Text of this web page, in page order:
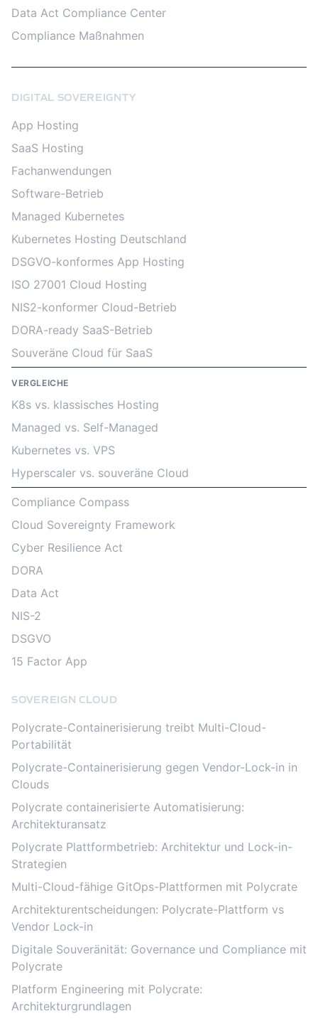
Data Act Compliance Center
Compliance Maßnahmen
DIGITAL SOVEREIGNTY
App Hosting
SaaS Hosting
Fachanwendungen
Software-Betrieb
Managed Kubernetes
Kubernetes Hosting Deutschland
DSGVO-konformes App Hosting
ISO 27001 Cloud Hosting
NIS2-konformer Cloud-Betrieb
DORA-ready SaaS-Betrieb
Souveräne Cloud für SaaS
VERGLEICHE
K8s vs. klassisches Hosting
Managed vs. Self-Managed
Kubernetes vs. VPS
Hyperscaler vs. souveräne Cloud
Compliance Compass
Cloud Sovereignty Framework
Cyber Resilience Act
DORA
Data Act
NIS-2
DSGVO
15 Factor App
SOVEREIGN CLOUD
Polycrate-Containerisierung treibt Multi-Cloud-
Portabilität
Polycrate-Containerisierung gegen Vendor-Lock-in in
Clouds
Polycrate containerisierte Automatisierung:
Architekturansatz
Polycrate Plattformbetrieb: Architektur und Lock-in-
Strategien
Multi-Cloud-fähige GitOps-Plattformen mit Polycrate
Architekturentscheidungen: Polycrate-Plattform vs
Vendor Lock-in
Digitale Souveränität: Governance und Compliance mit
Polycrate
Platform Engineering mit Polycrate:
Architekturgrundlagen